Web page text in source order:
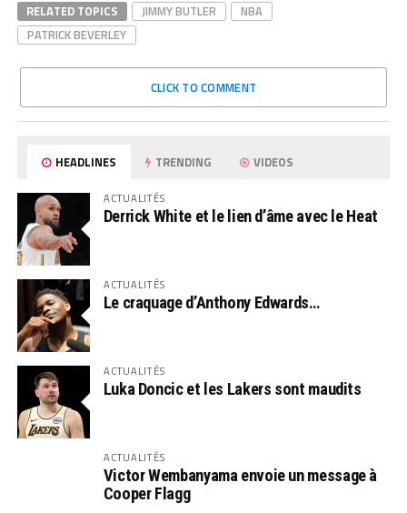
RELATED TOPICS JIMMY BUTLER
NBA
PATRICK BEVERLEY
CLICK TO COMMENT
HEADLINES TRENDING VIDEOS
ACTUALITÉS
Derrick White et le lien d’âme avec le Heat
ACTUALITÉS
Le craquage d’Anthony Edwards…
ACTUALITÉS
Luka Doncic et les Lakers sont maudits
ACTUALITÉS
Victor Wembanyama envoie un message à
Cooper Flagg